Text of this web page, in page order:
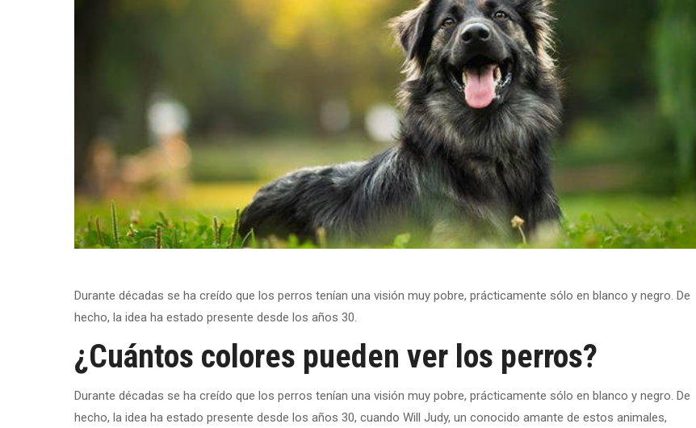
Durante décadas se ha creído que los perros tenían una visión muy pobre, prácticamente sólo en blanco y negro. De
hecho, la idea ha estado presente desde los años 30.
¿Cuántos colores pueden ver los perros?
Durante décadas se ha creído que los perros tenían una visión muy pobre, prácticamente sólo en blanco y negro. De
hecho, la idea ha estado presente desde los años 30, cuando Will Judy, un conocido amante de estos animales,